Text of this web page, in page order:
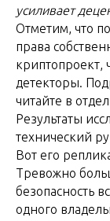
усиливает
Отметим, что
права
криптопроект,
детекторы.
читайте в
Результаты
технический
Вот его
Тревожно
безопасность
одного